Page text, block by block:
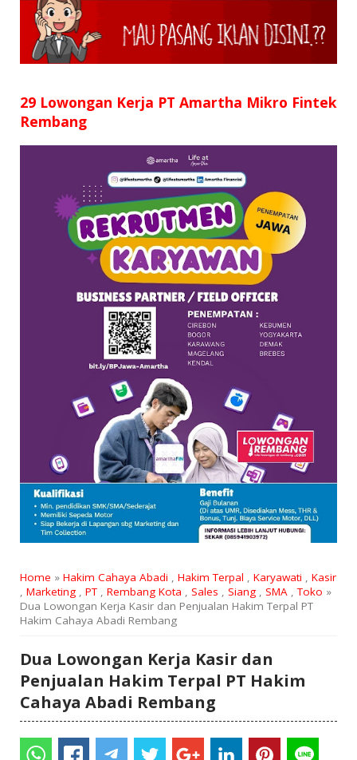
SMP
D3
SURAT LAMARAN
RIWAYAT HIDUP
29 Lowongan Kerja PT Amartha Mikro Fintek
Rembang
Home » Hakim Cahaya Abadi , Hakim Terpal , Karyawati , Kasir
, Marketing, PT, Rembang Kota , Sales , Siang, SMA,Toko »
Dua Lowongan Kerja Kasir dan Penjualan Hakim Terpal PT
Hakim Cahaya Abadi Rembang
Dua Lowongan Kerja Kasir dan
Penjualan Hakim Terpal PT Hakim
Cahaya Abadi Rembang